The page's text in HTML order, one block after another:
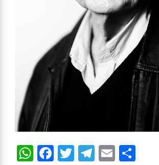
WhatsApp
Facebook
Twitter
Telegram
Email